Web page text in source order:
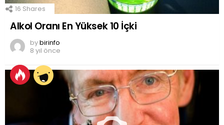
16 Shares
Alkol Oranı En Yüksek 10 İçki
bybirinfo
8 yıl önce